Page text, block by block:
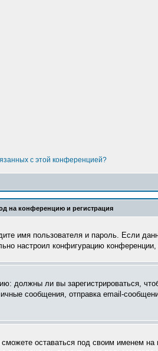
с этой конференцией?
на конференцию и регистрация
имя пользователя и пароль. Если
настроил конфигурацию
должны ли вы зарегистрироваться,
сообщения, отправка email-
оставаться под своим именем на